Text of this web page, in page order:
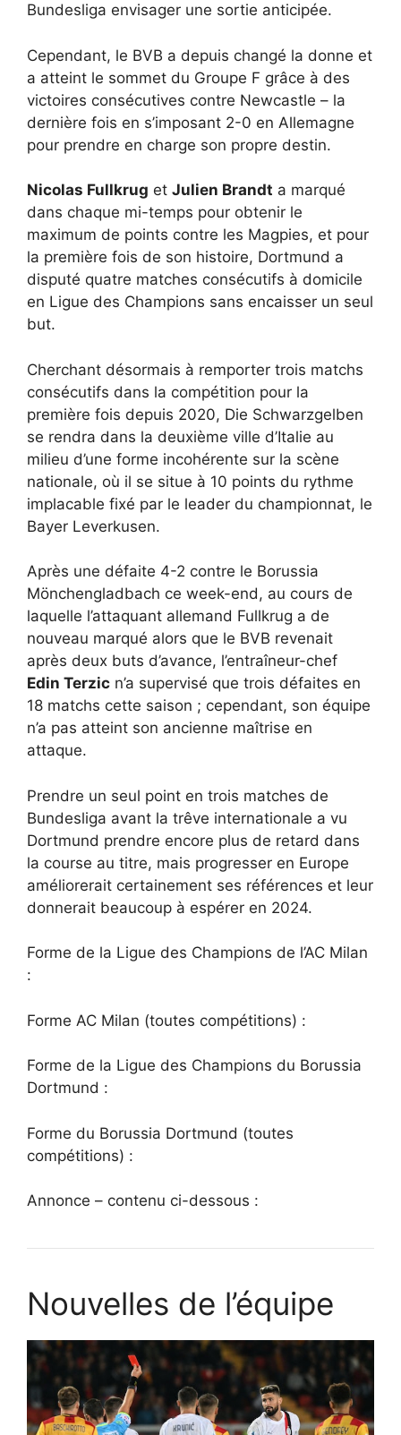
Bundesliga envisager une sortie anticipée.
Cependant, le BVB a depuis changé la donne et
a atteint le sommet du Groupe F grâce à des
victoires consécutives contre Newcastle – la
dernière fois en s’imposant 2-0 en Allemagne
pour prendre en charge son propre destin.
Nicolas Fullkrug et Julien Brandt a marqué
dans chaque mi-temps pour obtenir le
maximum de points contre les Magpies, et pour
la première fois de son histoire, Dortmund a
disputé quatre matches consécutifs à domicile
en Ligue des Champions sans encaisser un seul
but.
Cherchant désormais à remporter trois matchs
consécutifs dans la compétition pour la
première fois depuis 2020, Die Schwarzgelben
se rendra dans la deuxième ville d’Italie au
milieu d’une forme incohérente sur la scène
nationale, où il se situe à 10 points du rythme
implacable fixé par le leader du championnat, le
Bayer Leverkusen.
Après une défaite 4-2 contre le Borussia
Mönchengladbach ce week-end, au cours de
laquelle l’attaquant allemand Fullkrug a de
nouveau marqué alors que le BVB revenait
après deux buts d’avance, l’entraîneur-chef
Edin Terzic n’a supervisé que trois défaites en
18 matchs cette saison ; cependant, son équipe
n’a pas atteint son ancienne maîtrise en
attaque.
Prendre un seul point en trois matches de
Bundesliga avant la trêve internationale a vu
Dortmund prendre encore plus de retard dans
la course au titre, mais progresser en Europe
améliorerait certainement ses références et leur
donnerait beaucoup à espérer en 2024.
Forme de la Ligue des Champions de l’AC Milan
:
Forme AC Milan (toutes compétitions) :
Forme de la Ligue des Champions du Borussia
Dortmund :
Forme du Borussia Dortmund (toutes
compétitions) :
Annonce – contenu ci-dessous :
Nouvelles de l’équipe